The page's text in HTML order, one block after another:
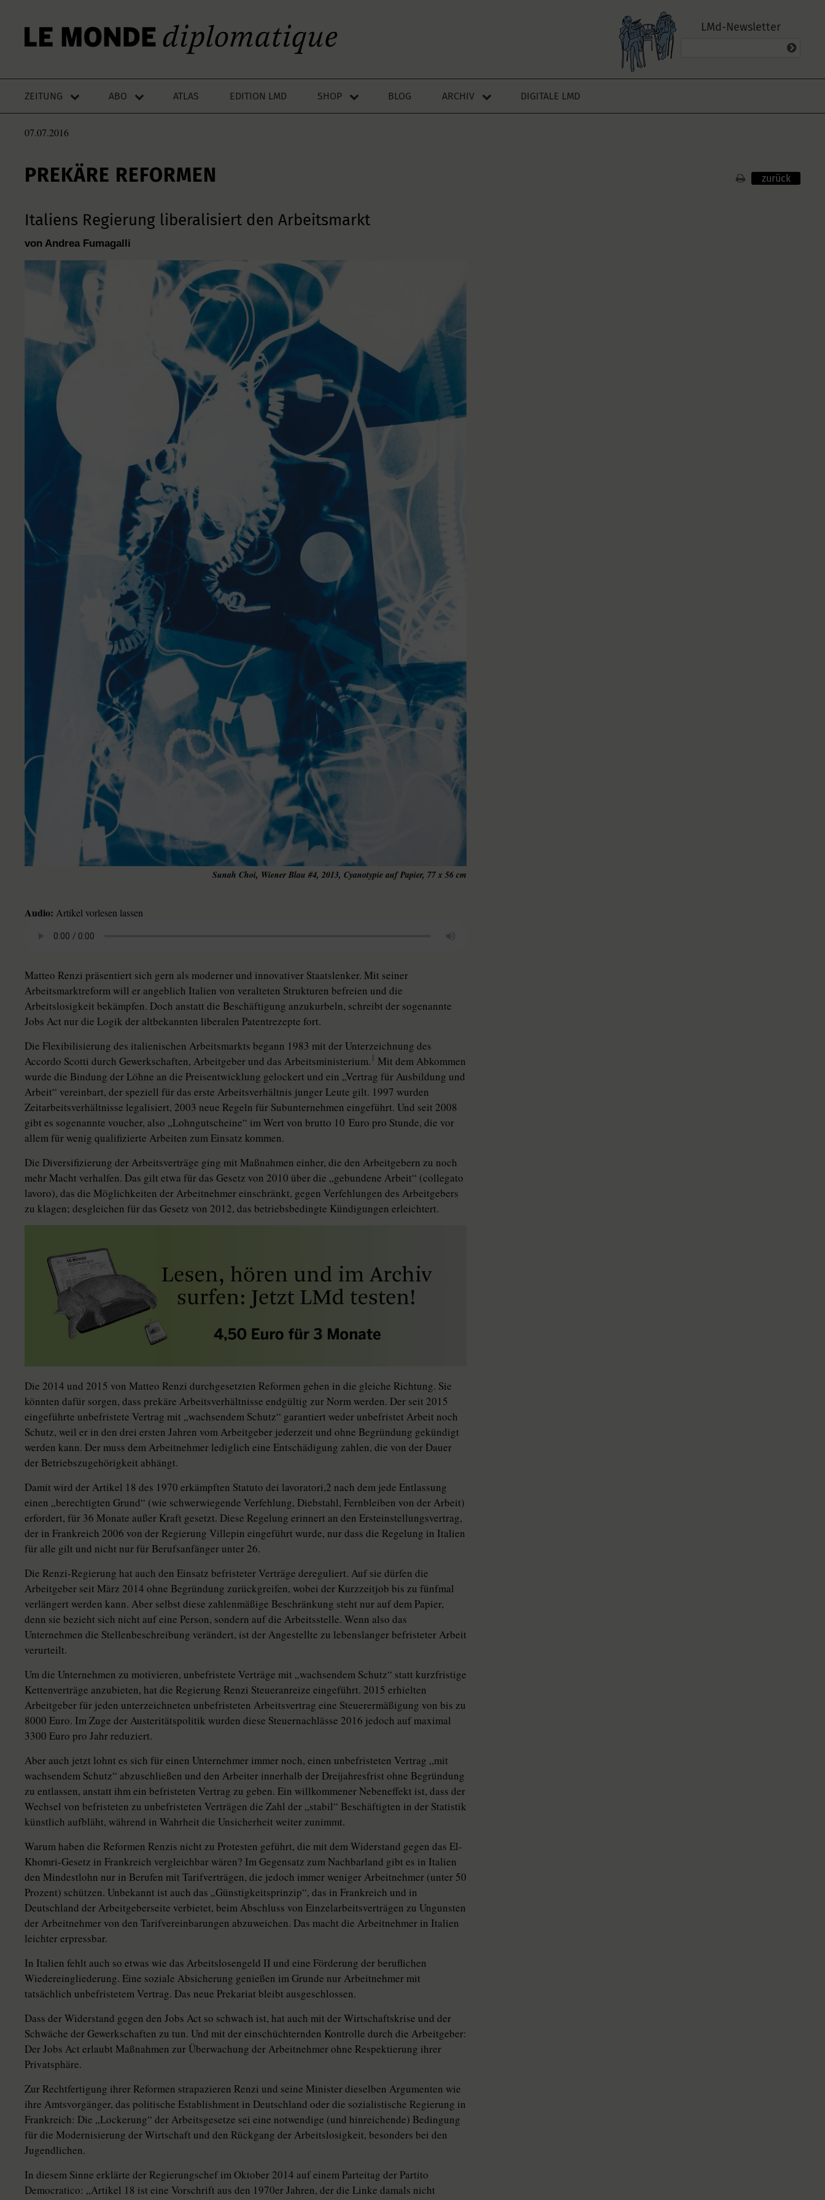
LMd-Newsletter
ZEITUNG ABO ATLAS EDITION LMD SHOP BLOG ARCHIV DIGITALE LMD
07.07.2016
PREKÄRE REFORMEN zurück
Italiens Regierung liberalisiert den Arbeitsmarkt
von Andrea Fumagalli
Sunah Choi, Wiener Blau #4, 2013, Cyanotypie auf Papier, 77 x 56 cm
Audio: Artikel vorlesen lassen
Matteo Renzi präsentiert sich gern als moderner und innovativer Staatslenker. Mit seiner
Arbeitsmarktreform will er angeblich Italien von veralteten Strukturen befreien und die
Arbeitslosigkeit bekämpfen. Doch anstatt die Beschäftigung anzukurbeln, schreibt der sogenannte
Jobs Act nur die Logik der altbekannten liberalen Patentrezepte fort.
Die Flexibilisierung des italienischen Arbeitsmarkts begann 1983 mit der Unterzeichnung des
Accordo Scotti durch Gewerkschaften, Arbeitgeber und das Arbeitsministerium. 1 Mit dem Abkommen
wurde die Bindung der Löhne an die Preisentwicklung gelockert und ein „Vertrag für Ausbildung und
Arbeit“ vereinbart, der speziell für das erste Arbeitsverhältnis junger Leute gilt. 1997 wurden
Zeitarbeitsverhältnisse legalisiert, 2003 neue Regeln für Subunternehmen eingeführt. Und seit 2008
gibt es sogenannte voucher, also „Lohngutscheine“ im Wert von brutto 10 Euro pro Stunde, die vor
allem für wenig qualifizierte Arbeiten zum Einsatz kommen.
Die Diversifizierung der Arbeitsverträge ging mit Maßnahmen einher, die den Arbeitgebern zu noch
mehr Macht verhalfen. Das gilt etwa für das Gesetz von 2010 über die „gebundene Arbeit“ (collegato
lavoro), das die Möglichkeiten der Arbeitnehmer einschränkt, gegen Verfehlungen des Arbeitgebers
zu klagen; desgleichen für das Gesetz von 2012, das betriebsbedingte Kündigungen erleichtert.
Die 2014 und 2015 von Matteo Renzi durchgesetzten Reformen gehen in die gleiche Richtung. Sie
könnten dafür sorgen, dass prekäre Arbeitsverhältnisse endgültig zur Norm werden. Der seit 2015
eingeführte unbefristete Vertrag mit „wachsendem Schutz“ garantiert weder unbefristet Arbeit noch
Schutz, weil er in den drei ersten Jahren vom Arbeitgeber jederzeit und ohne Begründung gekündigt
werden kann. Der muss dem Arbeitnehmer lediglich eine Entschädigung zahlen, die von der Dauer
der Betriebszugehörigkeit abhängt.
Damit wird der Artikel 18 des 1970 erkämpften Statuto dei lavoratori,2 nach dem jede Entlassung
einen „berechtigten Grund“ (wie schwerwiegende Verfehlung, Diebstahl, Fernbleiben von der Arbeit)
erfordert, für 36 Monate außer Kraft gesetzt. Diese Regelung erinnert an den Ersteinstellungsvertrag,
der in Frankreich 2006 von der Regierung Villepin eingeführt wurde, nur dass die Regelung in Italien
für alle gilt und nicht nur für Berufsanfänger unter 26.
Die Renzi-Regierung hat auch den Einsatz befristeter Verträge dereguliert. Auf sie dürfen die
Arbeitgeber seit März 2014 ohne Begründung zurückgreifen, wobei der Kurzzeitjob bis zu fünfmal
verlängert werden kann. Aber selbst diese zahlenmäßige Beschränkung steht nur auf dem Papier,
denn sie bezieht sich nicht auf eine Person, sondern auf die Arbeitsstelle. Wenn also das
Unternehmen die Stellenbeschreibung verändert, ist der Angestellte zu lebenslanger befristeter Arbeit
verurteilt.
Um die Unternehmen zu motivieren, unbefristete Verträge mit „wachsendem Schutz“ statt kurzfristige
Kettenverträge anzubieten, hat die Regierung Renzi Steueranreize eingeführt. 2015 erhielten
Arbeitgeber für jeden unterzeichneten unbefristeten Arbeitsvertrag eine Steuerermäßigung von bis zu
8000 Euro. Im Zuge der Austeritätspolitik wurden diese Steuernachlässe 2016 jedoch auf maximal
3300 Euro pro Jahr reduziert.
Aber auch jetzt lohnt es sich für einen Unternehmer immer noch, einen unbefristeten Vertrag „mit
wachsendem Schutz“ abzuschließen und den Arbeiter innerhalb der Dreijahresfrist ohne Begründung
zu entlassen, anstatt ihm ein befristeten Vertrag zu geben. Ein willkommener Nebeneffekt ist, dass der
Wechsel von befristeten zu unbefristeten Verträgen die Zahl der „stabil“ Beschäftigten in der Statistik
künstlich aufbläht, während in Wahrheit die Unsicherheit weiter zunimmt.
Warum haben die Reformen Renzis nicht zu Protesten geführt, die mit dem Widerstand gegen das El-
Khomri-Gesetz in Frankreich vergleichbar wären? Im Gegensatz zum Nachbarland gibt es in Italien
den Mindestlohn nur in Berufen mit Tarifverträgen, die jedoch immer weniger Arbeitnehmer (unter 50
Prozent) schützen. Unbekannt ist auch das „Günstigkeitsprinzip“, das in Frankreich und in
Deutschland der Arbeitgeberseite verbietet, beim Abschluss von Einzelarbeitsverträgen zu Ungunsten
der Arbeitnehmer von den Tarifvereinbarungen abzuweichen. Das macht die Arbeitnehmer in Italien
leichter erpressbar.
In Italien fehlt auch so etwas wie das Arbeitslosengeld II und eine Förderung der beruflichen
Wiedereingliederung. Eine soziale Absicherung genießen im Grunde nur Arbeitnehmer mit
tatsächlich unbefristetem Vertrag. Das neue Prekariat bleibt ausgeschlossen.
Dass der Widerstand gegen den Jobs Act so schwach ist, hat auch mit der Wirtschaftskrise und der
Schwäche der Gewerkschaften zu tun. Und mit der einschüchternden Kontrolle durch die Arbeitgeber:
Der Jobs Act erlaubt Maßnahmen zur Überwachung der Arbeitnehmer ohne Respektierung ihrer
Privatsphäre.
Zur Rechtfertigung ihrer Reformen strapazieren Renzi und seine Minister dieselben Argumenten wie
ihre Amtsvorgänger, das politische Establishment in Deutschland oder die sozialistische Regierung in
Frankreich: Die „Lockerung“ der Arbeitsgesetze sei eine notwendige (und hinreichende) Bedingung
für die Modernisierung der Wirtschaft und den Rückgang der Arbeitslosigkeit, besonders bei den
Jugendlichen.
In diesem Sinne erklärte der Regierungschef im Oktober 2014 auf einem Parteitag der Partito
Democratico: „Ar­tikel 18 ist eine Vorschrift aus den 1970er Jahren, der die Linke damals nicht